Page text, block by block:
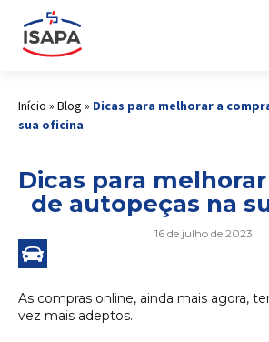
Início » Blog » Dicas para melhorar a
sua oficina
Dicas para
de autopeças na
16 de julho de 2023
As compras online, ainda mais agora,
vez mais adeptos.